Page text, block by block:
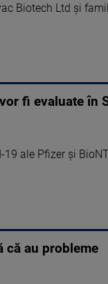
Biotech Ltd și
fi evaluate în
ale Pfizer şi
că au probleme